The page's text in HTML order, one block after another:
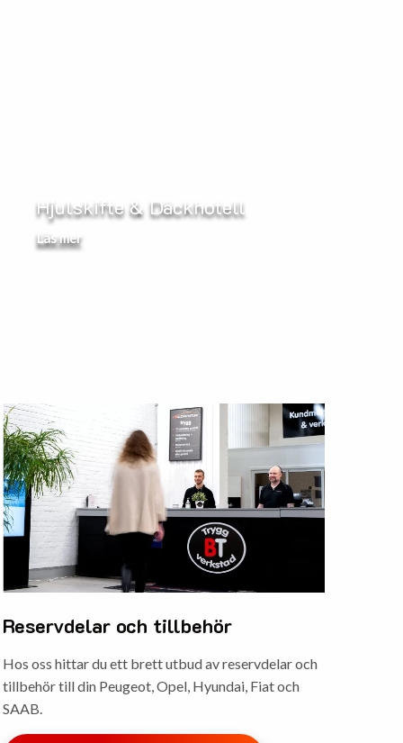
Hjulskifte & Däckhotell
Läs mer
Reservdelar och tillbehör
Hos oss hittar du ett brett utbud av reservdelar och
tillbehör till din Peugeot, Opel, Hyundai, Fiat och
SAAB.